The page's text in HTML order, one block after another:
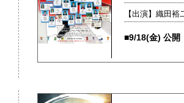
【出演】織田
■9/18(金) 公開